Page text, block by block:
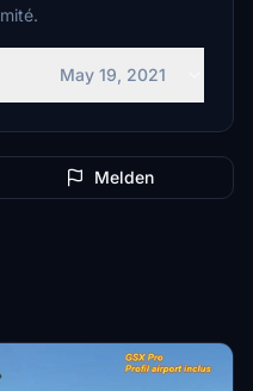
May 19, 2021
Melden